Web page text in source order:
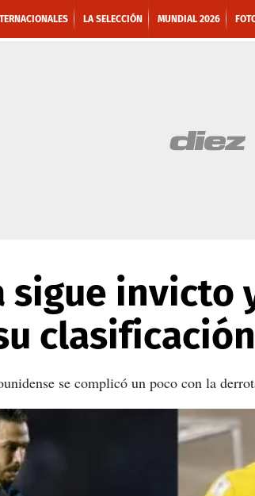
LA SELECCIÓN MUNDIAL 2026
sigue invicto
clasificación
se complicó un poco con la